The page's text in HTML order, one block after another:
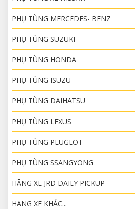
PHỤ TÙNG MERCEDES- BENZ
PHỤ TÙNG SUZUKI
PHỤ TÙNG HONDA
PHỤ TÙNG ISUZU
PHỤ TÙNG DAIHATSU
PHỤ TÙNG LEXUS
PHỤ TÙNG PEUGEOT
PHỤ TÙNG SSANGYONG
HÃNG XE JRD DAILY PICKUP
HÃNG XE KHÁC...